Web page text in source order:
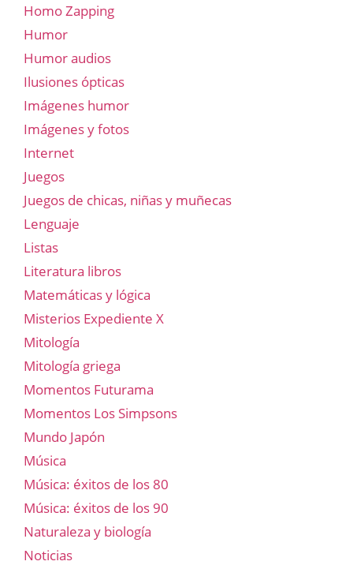
Homo Zapping
Humor
Humor audios
Ilusiones ópticas
Imágenes humor
Imágenes y fotos
Internet
Juegos
Juegos de chicas, niñas y muñecas
Lenguaje
Listas
Literatura libros
Matemáticas y lógica
Misterios Expediente X
Mitología
Mitología griega
Momentos Futurama
Momentos Los Simpsons
Mundo Japón
Música
Música: éxitos de los 80
Música: éxitos de los 90
Naturaleza y biología
Noticias